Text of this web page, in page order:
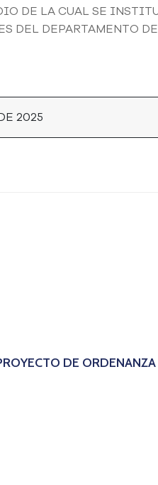
DE LA CUAL SE
DEL DEPARTAMENTO
2025
DE